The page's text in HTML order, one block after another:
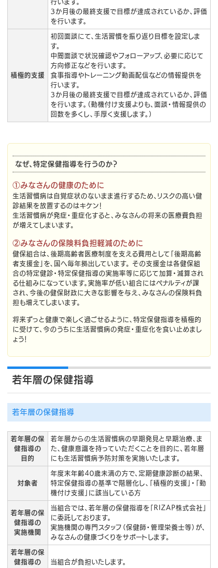
行います。
3か月後の最終支援で目標が達成されているか、評価
を行います。
積極的支援
初回面談にて、生活習慣を振り返り目標を設定しま
す。
中間面談で状況確認やフォローアップ、必要に応じて
方向修正などを行います。
食事指導やトレーニング動画配信などの情報提供を
行います。
3か月後の最終支援で目標が達成されているか、評価
を行います。（動機付け支援よりも、面談・情報提供の
回数を多くし、手厚く支援します。）
なぜ、特定保健指導を行うのか？
①みなさんの健康のために
生活習慣病は自覚症状のないまま進行するため、リスクの高い健
診結果を放置するのはキケン！
生活習慣病が発症・重症化すると、みなさんの将来の医療費負担
が増えてしまいます。
②みなさんの保険料負担軽減のために
健保組合は、後期高齢者医療制度を支える費用として「後期高齢
者支援金」を、国へ毎年拠出しています。 その支援金は各健保組
合の特定健診・特定保健指導の実施率等に応じて加算・減算され
る仕組みになっています。実施率が低い組合にはペナルティが課
され、今後の健保財政に大きな影響を与え、みなさんの保険料負
担も増えてしまいます。
将来ずっと健康で楽しく過ごせるように、特定保健指導を積極的
に受けて、今のうちに生活習慣病の発症・重症化を食い止めまし
ょう！
若年層の保健指導
若年層の保健指導
若年層の保
健指導の
目的
若年層からの生活習慣病の早期発見と早期治療、ま
た、健康意識を持っていただくことを目的に、若年層
にも生活習慣病予防対策を実施いたします。
対象者
年度末年齢40歳未満の方で、定期健康診断の結果、
特定保健指導の基準で階層化し、「積極的支援」・「動
機付け支援」に該当している方
若年層の保
健指導の
実施機関
当組合では、若年層の保健指導を「RIZAP株式会社」
に委託しております。
実施機関の専門スタッフ（保健師・管理栄養士等）が、
みなさんの健康づくりをサポートします。
若年層の保
健指導の
当組合が負担いたします。